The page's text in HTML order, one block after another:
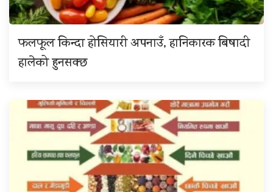
फलफूल किन्दा होसियारी अपनाउँ, हानिकारक बिषादी
हालेको हुनसक्छ